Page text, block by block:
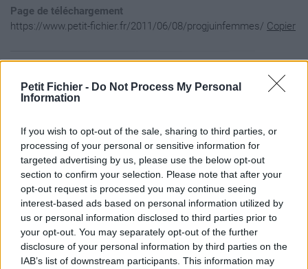
Petit Fichier - Do Not Process My Personal
Information
If you wish to opt-out of the sale, sharing to third parties, or
processing of your personal or sensitive information for
targeted advertising by us, please use the below opt-out
section to confirm your selection. Please note that after your
opt-out request is processed you may continue seeing
interest-based ads based on personal information utilized by
us or personal information disclosed to third parties prior to
your opt-out. You may separately opt-out of the further
disclosure of your personal information by third parties on the
IAB’s list of downstream participants. This information may
Page de téléchargement
https://www.petit-fichier.fr/2011/06/08/progjuinfemmes/ Copier